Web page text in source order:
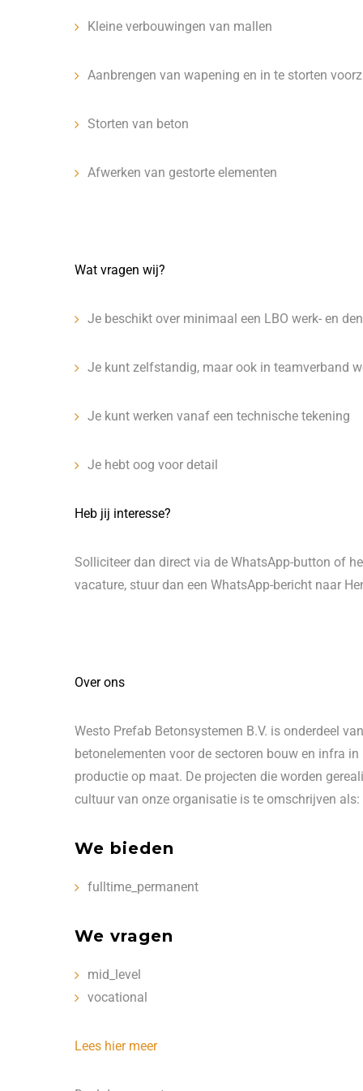
Kleine verbouwingen van mallen
Aanbrengen van wapening en in te storten
Storten van beton
Afwerken van gestorte elementen
Wat vragen wij?
Je beschikt over minimaal een LBO werk- en
Je kunt zelfstandig, maar ook in teamverband
Je kunt werken vanaf een technische tekening
Je hebt oog voor detail
Heb jij interesse?
Solliciteer dan direct via de WhatsApp-button of
vacature, stuur dan een WhatsApp-bericht naar
Over ons
Westo Prefab Betonsystemen B.V. is onderdeel
betonelementen voor de sectoren bouw en infra
productie op maat. De projecten die worden
cultuur van onze organisatie is te omschrijven
We bieden
fulltime_permanent
We vragen
mid_level
vocational
Lees hier meer